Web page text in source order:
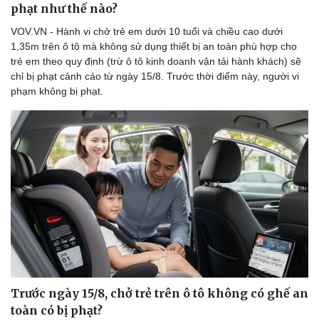
phạt như thế nào?
VOV.VN - Hành vi chở trẻ em dưới 10 tuổi và chiều cao dưới
1,35m trên ô tô mà không sử dụng thiết bị an toàn phù hợp cho
trẻ em theo quy định (trừ ô tô kinh doanh vận tải hành khách) sẽ
chỉ bị phạt cảnh cáo từ ngày 15/8. Trước thời điểm này, người vi
phạm không bị phạt.
Trước ngày 15/8, chở trẻ trên ô tô không có ghế an
toàn có bị phạt?